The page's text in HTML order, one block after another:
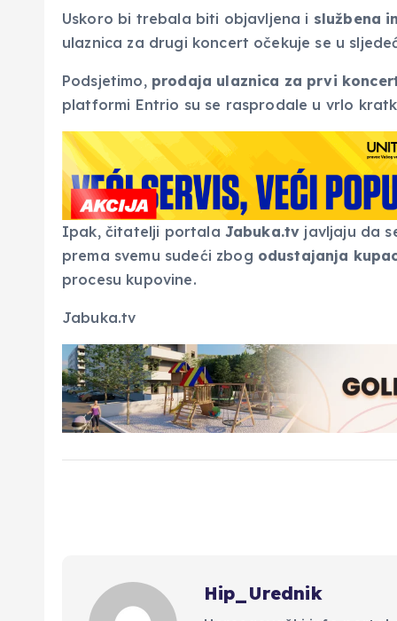
Uskoro bi trebala biti objavljena i službena
ulaznica za drugi koncert očekuje se u
Podsjetimo, prodaja ulaznica za prvi
platformi Entrio su se rasprodale u vrlo
Ipak, čitatelji portala Jabuka.tv javljaju da
prema svemu sudeći zbog odustajanja
procesu kupovine.
Jabuka.tv
Hip_Urednik